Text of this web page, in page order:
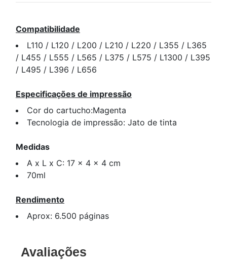
Compatibilidade
L110 / L120 / L200 / L210 / L220 / L355 / L365
/ L455 / L555 / L565 / L375 / L575 / L1300 / L395
/ L495 / L396 / L656
Especificações de impressão
Cor do cartucho:Magenta
Tecnologia de impressão: Jato de tinta
Medidas
A x L x C: 17 x 4 x 4 cm
70ml
Rendimento
Aprox: 6.500 páginas